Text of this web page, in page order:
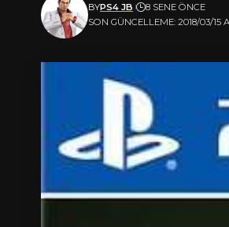
SON GÜNCELLEME: 2018/03/15
BYPS4 JB 8 SENE ÖNCE